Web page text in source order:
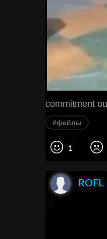
commitment
#фейлы
1
ROFL